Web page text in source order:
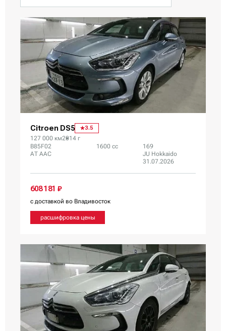
Citroen DS5 3.5
127 000 км2014 г
B85F02
AT AAC
1600 сс
169
JU Hokkaido
31.07.2026
608 181 ₽
с доставкой во Владивосток
расшифровка цены